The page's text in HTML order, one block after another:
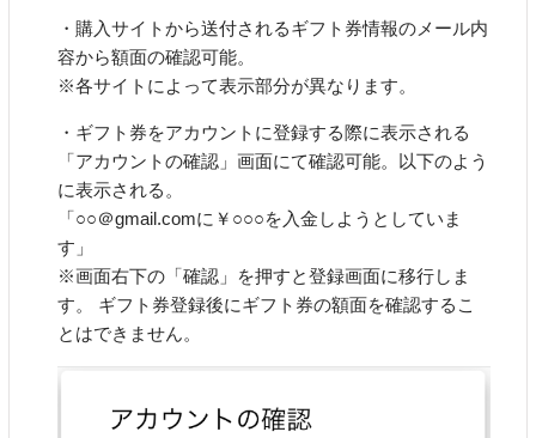
・購入サイトから送付されるギフト券情報のメール内
容から額面の確認可能。
※各サイトによって表示部分が異なります。
・ギフト券をアカウントに登録する際に表示される
「アカウントの確認」画面にて確認可能。以下のよう
に表示される。
「○○＠gmail.comに￥○○○を入金しようとしていま
す」
※画面右下の「確認」を押すと登録画面に移行しま
す。 ギフト券登録後にギフト券の額面を確認するこ
とはできません。